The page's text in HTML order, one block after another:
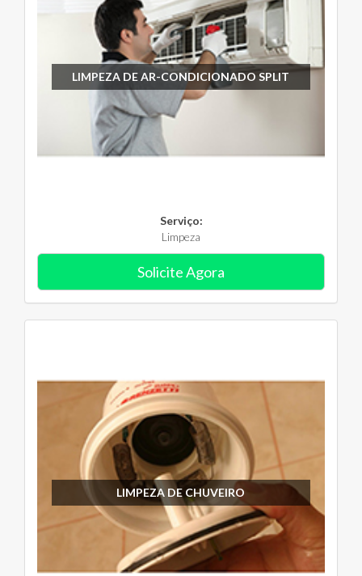
LIMPEZA DE AR-CONDICIONADO SPLIT
Serviço:
Limpeza
Solicite Agora
LIMPEZA DE CHUVEIRO